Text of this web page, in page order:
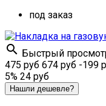
под заказ
 Быстрый
475 руб 674 руб -199
5% 24 руб
Нашли дешевле?